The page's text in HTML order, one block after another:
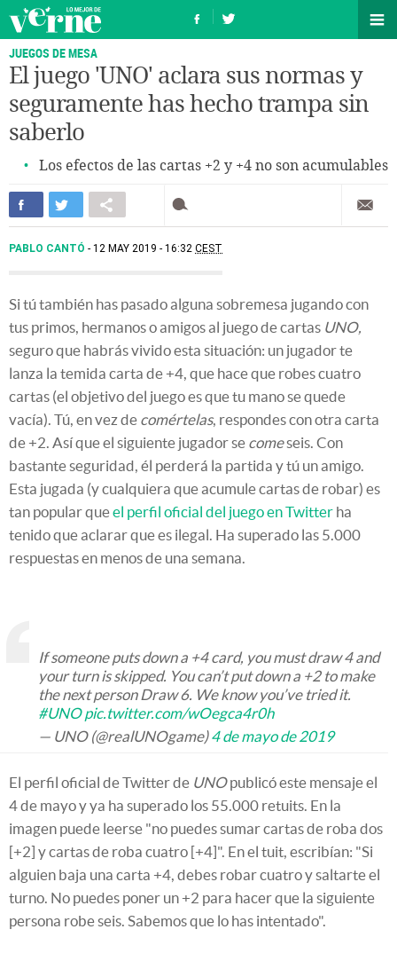
JUEGOS DE MESA
El juego 'UNO' aclara sus normas y
seguramente has hecho trampa sin
saberlo
Los efectos de las cartas +2 y +4 no son acumulables
PABLO CANTÓ 12 MAY 2019 - 16:32 CEST
Si tú también has pasado alguna sobremesa jugando con
tus primos, hermanos o amigos al juego de cartas UNO,
seguro que habrás vivido esta situación: un jugador te
lanza la temida carta de +4, que hace que robes cuatro
cartas (el objetivo del juego es que tu mano se quede
vacía). Tú, en vez de comértelas, respondes con otra carta
de +2. Así que el siguiente jugador se comeseis. Con
bastante seguridad, él perderá la partida y tú un amigo.
Esta jugada (y cualquiera que acumule cartas de robar) es
tan popular queel perfil oficial del juego en Twitter ha
tenido que aclarar que es ilegal. Ha superado las 5.000
respuestas en menos de una semana.
If someone puts down a +4 card, you must draw 4 and
your turn is skipped. You can’t put down a +2 to make
the next person Draw 6. We know you’ve tried it.
#UNO pic.twitter.com/wOegca4r0h
— UNO (@realUNOgame)4 de mayo de 2019
El perfil oficial de Twitter de UNOpublicó este mensaje el
4 de mayo y ya ha superado los 55.000 retuits. En la
imagen puede leerse "no puedes sumar cartas de roba dos
[+2] y cartas de roba cuatro [+4]". En el tuit, escribían: "Si
alguien baja una carta +4, debes robar cuatro y saltarte el
turno. No puedes poner un +2 para hacer que la siguiente
persona robe seis. Sabemos que lo has intentado".